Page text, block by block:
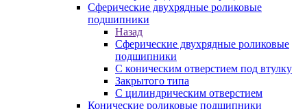
Сферические двухрядные роликовые
подшипники
Назад
Сферические двухрядные роликовые
подшипники
С коническим отверстием под втулку
Закрытого типа
С цилиндрическим отверстием
Конические роликовые подшипники